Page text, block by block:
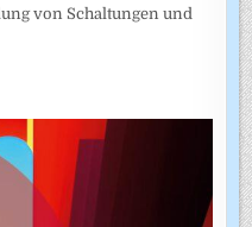
von Schaltungen und